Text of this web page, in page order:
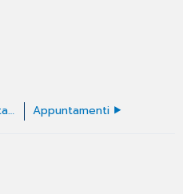
Richieste di prenotazione di appuntamenti Appuntamenti